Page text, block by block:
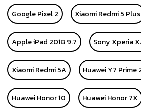
Google Pixel 2 Xiaomi Redmi 5 Plus
Apple iPad 2018 9.7 Sony Xperia
Xiaomi Redmi 5A Huawei Y7 Prime
Huawei Honor 10 Huawei Honor 7X